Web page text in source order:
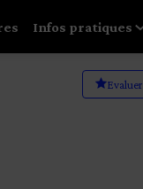
Infos pratiques
Evaluer